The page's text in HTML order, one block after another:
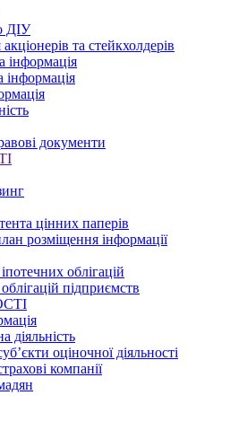
ДІУ
та стейкхолдерів
інформація
інформація
документи
цінних паперів
розміщення інформації
облігацій
підприємств
діяльність
оціночної діяльності
компанії